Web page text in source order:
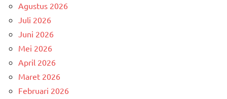
Agustus 2026
Juli 2026
Juni 2026
Mei 2026
April 2026
Maret 2026
Februari 2026